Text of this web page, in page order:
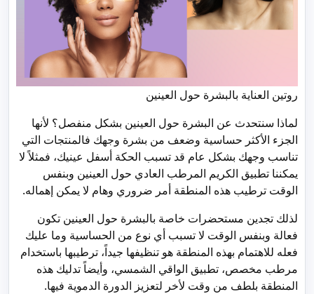
روتين العناية بالبشرة حول العينين
لماذا سنتحدث عن البشرة حول العينين بشكل منفصل؟ لأنها
الجزء الأكثر حساسية وضعف من بشرة وجهك فالمنتجات التي
تناسب وجهك بشكل عام قد تسبب الحكة أسفل عينيك، فمثلاً لا
يمكننا تطبيق الكريم المرطب العادي حول العينين وبنفس
الوقت ترطيب هذه المنطقة أمر ضروري وهام لا يمكن إهماله.
لذلك تجدين مستحضرات خاصة بالبشرة حول العينين تكون
فعالة وبنفس الوقت لا تسبب أي نوع من الحساسية وما عليك
فعله للاهتمام بهذه المنطقة هو تنظيفها جيداً، ترطيبها باستخدام
مرطب مخصص، تطبيق الواقي الشمسي، وأيضاً تدليك هذه
المنطقة بلطف من وقت لأخر لتعزيز الدورة الدموية فيها.